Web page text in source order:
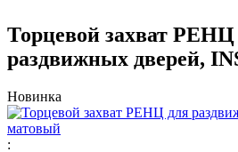
Торцевой захват РЕНЦ
раздвижных дверей,
Новинка
: